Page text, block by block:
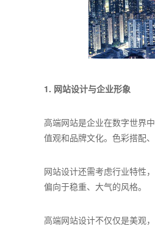
1. 网站设计与企业形象
高端网站是企业在数字世界
值观和品牌文化。色彩搭配
网站设计还需考虑行业特性
偏向于稳重、大气的风格。
高端网站设计不仅仅是美观